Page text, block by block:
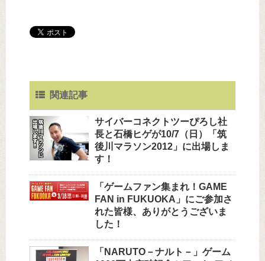
関連記事
サイバーコネクトツーぴろし社
長と石橋ヒゲが10/7（日）「筑
後川マラソン2012」に出場しま
す！
「ゲームファン集まれ！GAME
FAN in FUKUOKA」にご参加さ
れた皆様、ありがとうございま
した！
「NARUTO－ナルト－」ゲーム